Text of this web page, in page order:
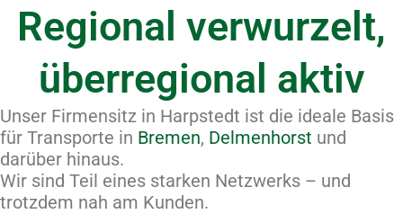
Regional verwurzelt,
überregional aktiv
Unser Firmensitz in Harpstedt ist die ideale Basis
für Transporte in Bremen, Delmenhorst und
darüber hinaus.
Wir sind Teil eines starken Netzwerks – und
trotzdem nah am Kunden.